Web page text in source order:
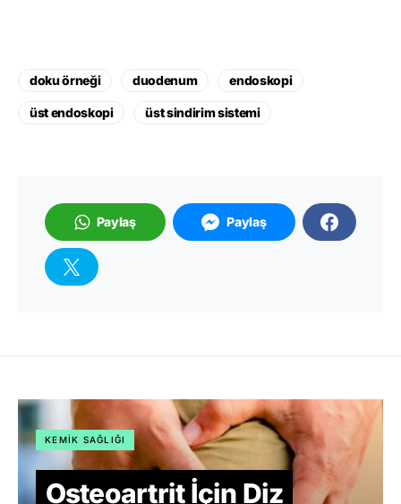
doku örneği duodenum endoskopi
üst endoskopi üst sindirim sistemi
Paylaş Paylaş
KEMIK SAĞLIĞI
Osteoartrit İçin Diz